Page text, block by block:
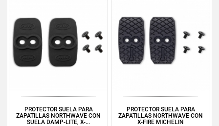
PROTECTOR SUELA PARA
ZAPATILLAS NORTHWAVE CON
SUELA DAMP-LITE, X-...
PROTECTOR SUELA PARA
ZAPATILLAS NORTHWAVE CON
X-FIRE MICHELIN